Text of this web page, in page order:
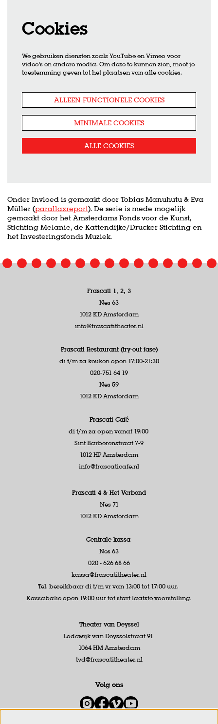
Cookies
We gebruiken diensten zoals YouTube en Vimeo voor
video's en andere media. Om deze te kunnen zien, moet je
toestemming geven tot het plaatsen van alle cookies.
ALLEEN FUNCTIONELE COOKIES
MINIMALE COOKIES
ALLE COOKIES
Onder Invloed is gemaakt door Tobias Manuhutu & Eva
Müller (parallaxreport). De serie is mede mogelijk
gemaakt door het Amsterdams Fonds voor de Kunst,
Stichting Melanie, de Kattendijke/Drucker Stichting en
het Investeringsfonds Muziek.
Frascati 1, 2, 3
Nes 63
1012 KD Amsterdam
info@frascatitheater.nl
Frascati Restaurant (try-out fase)
di t/m za keuken open 17:00-21:30
020-751 64 19
Nes 59
1012 KD Amsterdam
Frascati Café
di t/m za open vanaf 19:00
Sint Barberenstraat 7-9
1012 HP Amsterdam
info@frascaticafe.nl
Frascati 4 & Het Verbond
Nes 71
1012 KD Amsterdam
Centrale kassa
Nes 63
020 - 626 68 66
kassa@frascatitheater.nl
Tel. bereikbaar di t/m vr van 13:00 tot 17:00 uur.
Kassabalie open 19:00 uur tot start laatste voorstelling.
Theater van Deyssel
Lodewijk van Deysselstraat 91
1064 HM Amsterdam
tvd@frascatitheater.nl
Volg ons